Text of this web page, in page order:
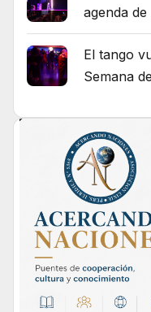
agenda de
El tango
Semana